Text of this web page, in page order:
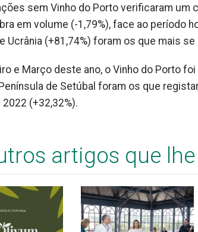
sem Vinho do Porto verificaram um
em volume (-1,79%), face ao período
Ucrânia (+81,74%) foram os que mais
e Março deste ano, o Vinho do Porto
de Setúbal foram os que
(+32,32%).
artigos que